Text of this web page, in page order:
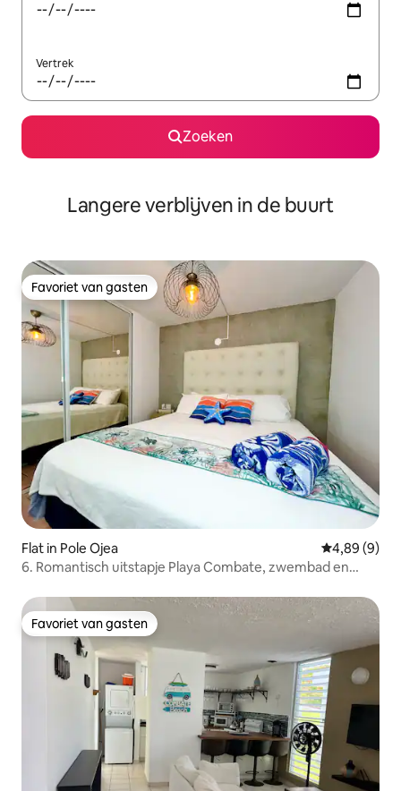
Vertrek
Zoeken
Langere verblijven in de buurt
Favoriet van gasten
Favoriet van gasten
Flat in Pole Ojea Gemiddelde
4,89 (9)
6. Romantisch uitstapje Playa Combate, zwembad en
Favoriet van gasten
Favoriet van gasten